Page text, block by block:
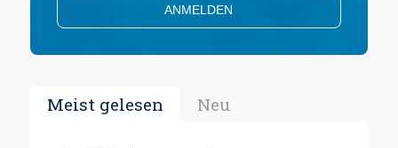
Meist gelesen Neu